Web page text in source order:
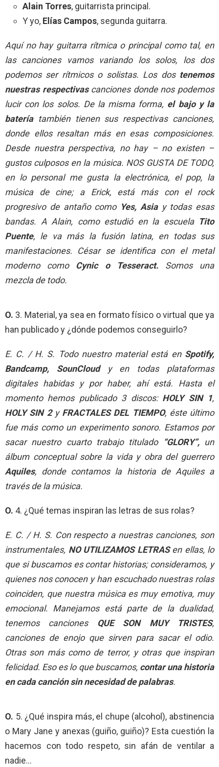
Alain Torres, guitarrista principal.
Y yo, Elías Campos, segunda guitarra.
Aquí no hay guitarra rítmica o principal como tal, en
las canciones vamos variando los solos, los dos
podemos ser rítmicos o solistas. Los dos tenemos
nuestras respectivascanciones donde nos podemos
lucir con los solos. De la misma forma, el bajo y la
bateríatambién tienen sus respectivas canciones,
donde ellos resaltan más en esas composiciones.
Desde nuestra perspectiva, no hay – no existen –
gustos culposos en la música. NOS GUSTA DE TODO,
en lo personal me gusta la electrónica, el pop, la
música de cine; a Erick, está más con el rock
progresivo de antaño como Yes, Asiay todas esas
bandas. A Alain, como estudió en la escuela Tito
Puente, le va más la fusión latina, en todas sus
manifestaciones. César se identifica con el metal
moderno como Cynic o Tesseract. Somos una
mezcla de todo.
O. 3. Material, ya sea en formato físico o virtual que ya
han publicado y ¿dónde podemos conseguirlo?
E. C. / H. S. Todo nuestro material está en Spotify,
Bandcamp, SounCloudy en todas plataformas
digitales habidas y por haber, ahí está. Hasta el
momento hemos publicado 3 discos: HOLY SIN 1,
HOLY SIN 2y FRACTALES DEL TIEMPO, éste último
fue más como un experimento sonoro. Estamos por
sacar nuestro cuarto trabajo titulado
“GLORY”,un
álbum conceptual sobre la vida y obra del guerrero
Aquiles, donde contamos la historia de Aquiles a
través de la música.
O. 4. ¿Qué temas inspiran las letras de sus rolas?
E. C. / H. S. Con respecto a nuestras canciones, son
instrumentales, NO UTILIZAMOS LETRASen ellas, lo
que si buscamos es contar historias; consideramos, y
quienes nos conocen y han escuchado nuestras rolas
coinciden, que nuestra música es muy emotiva, muy
emocional. Manejamos está parte de la dualidad,
tenemos canciones
QUE SON MUY TRISTES,
canciones de enojo que sirven para sacar el odio.
Otras son más como de terror, y otras que inspiran
felicidad. Eso es lo que buscamos, contar una historia
en cada canción sin necesidad de palabras.
O. 5. ¿Qué inspira más, el chupe (alcohol), abstinencia
o Mary Jane y anexas (guiño, guiño)? Esta cuestión la
hacemos con todo respeto, sin afán de ventilar a
nadie…